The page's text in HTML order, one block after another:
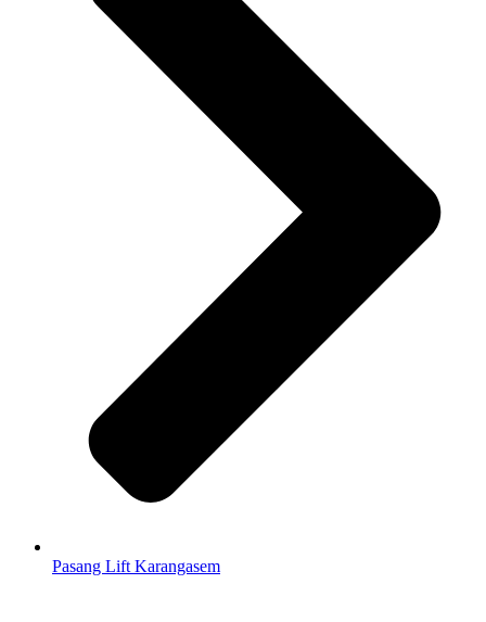
Pasang Lift Karangasem